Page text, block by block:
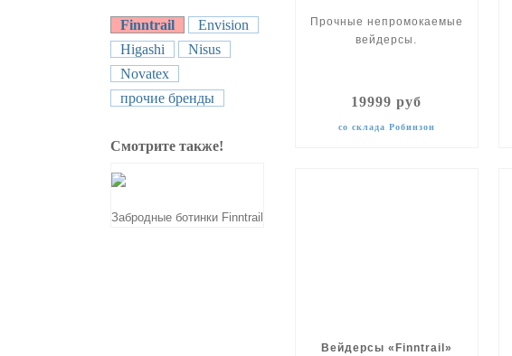
Finntrail
Envision
Higashi
Nisus
Novatex
прочие бренды
Смотрите также!
Забродные ботинки Finntrail
Прочные непромокаемые
вейдерсы.
19999 руб
со склада Робинзон
Вейдерсы «Finntrail»